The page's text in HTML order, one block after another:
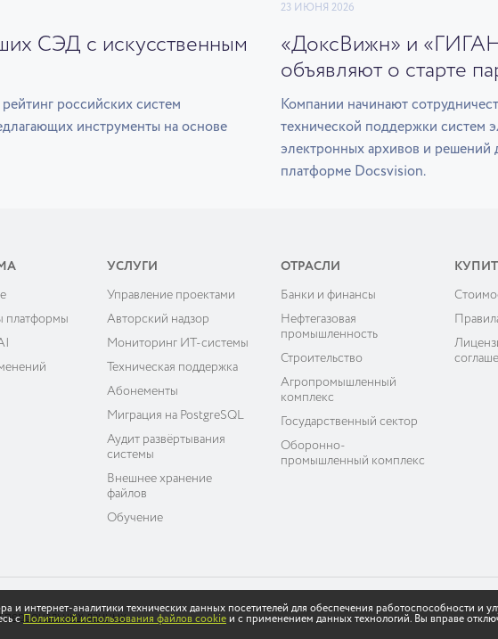
СЭД с искусственным
российских систем
инструменты на основе
23 ИЮНЯ 2026
«ДоксВижн» и
объявляют о старте
Компании начинают
технической поддержки систем
электронных архивов и решений
платформе Docsvision.
платформы
УСЛУГИ
Управление проектами
Авторский надзор
Мониторинг ИТ-системы
Техническая поддержка
Абонементы
Миграция на PostgreSQL
Аудит развёртывания
системы
Внешнее хранение
файлов
Обучение
ОТРАСЛИ
Банки и финансы
Нефтегазовая
промышленность
Строительство
Агропромышленный
комплекс
Государственный сектор
Оборонно-
промышленный комплекс
данных
и интернет-аналитики технических данных посетителей для обеспечения работоспособности и
сПолитикой использования файлов cookie и с применением данных технологий. Вы вправе